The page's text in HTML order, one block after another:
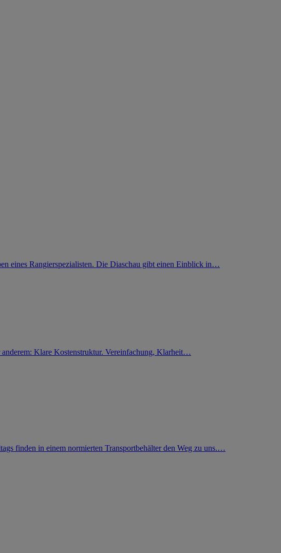
eines Rangierspezialisten. Die Diaschau gibt einen Einblick in…
Klare Kostenstruktur. Vereinfachung, Klarheit…
finden in einem normierten Transportbehälter den Weg zu uns.…